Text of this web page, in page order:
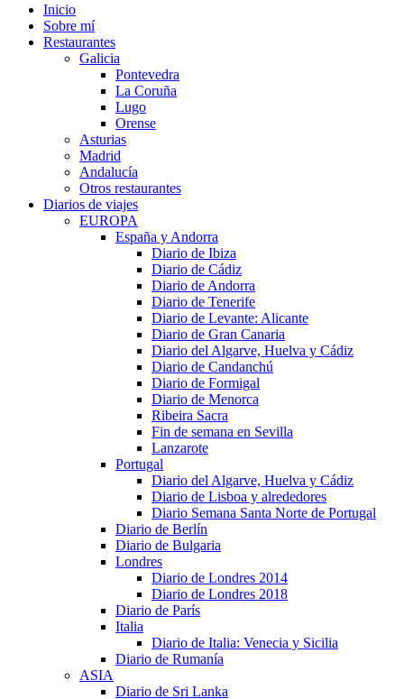
Inicio
Sobre mí
Restaurantes
Galicia
Pontevedra
La Coruña
Lugo
Orense
Asturias
Madrid
Andalucía
Otros restaurantes
Diarios de viajes
EUROPA
España y Andorra
Diario de Ibiza
Diario de Cádiz
Diario de Andorra
Diario de Tenerife
Diario de Levante: Alicante
Diario de Gran Canaria
Diario del Algarve, Huelva y Cádiz
Diario de Candanchú
Diario de Formigal
Diario de Menorca
Ribeira Sacra
Fin de semana en Sevilla
Lanzarote
Portugal
Diario del Algarve, Huelva y Cádiz
Diario de Lisboa y alrededores
Diario Semana Santa Norte de Portugal
Diario de Berlín
Diario de Bulgaria
Londres
Diario de Londres 2014
Diario de Londres 2018
Diario de París
Italia
Diario de Italia: Venecia y Sicilia
Diario de Rumanía
ASIA
Diario de Sri Lanka